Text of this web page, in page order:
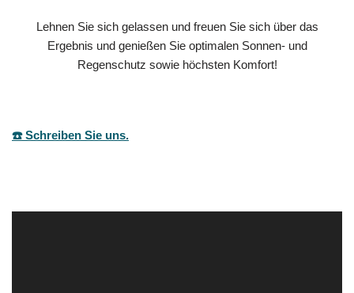
Lehnen Sie sich gelassen und freuen Sie sich über das
Ergebnis und genießen Sie optimalen Sonnen- und
Regenschutz sowie höchsten Komfort!
☎️ Schreiben Sie uns.